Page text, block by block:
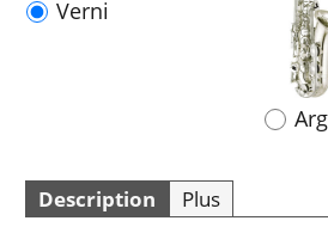
Description Plus